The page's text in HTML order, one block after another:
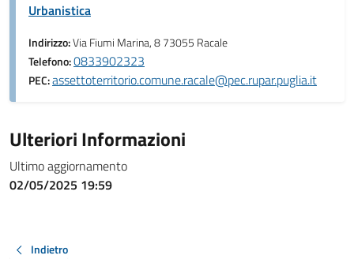
Urbanistica
Indirizzo:Via Fiumi Marina, 8 73055 Racale
Telefono:0833902323
PEC:assettoterritorio.comune.racale@pec.rupar.puglia.it
Ulteriori Informazioni
Ultimo aggiornamento
02/05/2025 19:59
Indietro